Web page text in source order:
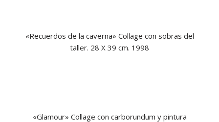
«Recuerdos de la caverna» Collage con sobras del
taller. 28 X 39 cm. 1998
«Glamour» Collage con carborundum y pintura